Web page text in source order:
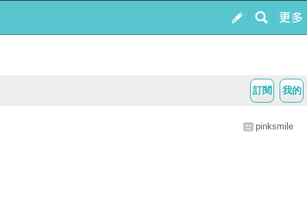
我的
訂閱
pinksmile